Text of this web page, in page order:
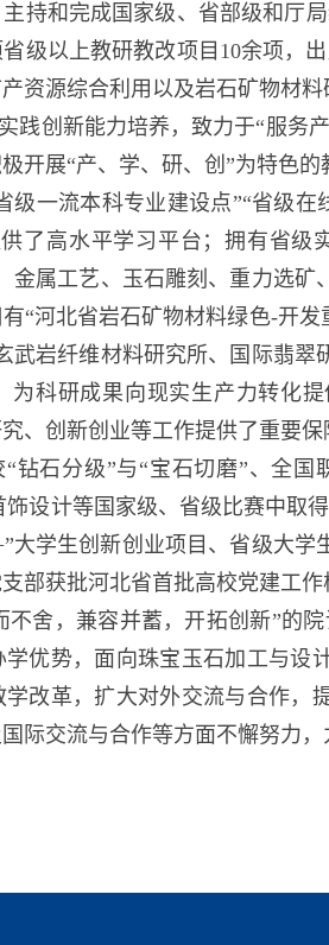
持和完成国家级、省部级和厅
级以上教研教改项目10余项，
资源综合利用以及岩石矿物材料
践创新能力培养，致力于“服务产
开展“产、学、研、创”为特色
级一流本科专业建设点”“省级
了高水平学习平台；拥有省级
金属工艺、玉石雕刻、重力选
“河北省岩石矿物材料绿色-开
武岩纤维材料研究所、国际翡
为科研成果向现实生产力转化
、创新创业等工作提供了重要保
钻石分级”与“宝石切磨”、全国
饰设计等国家级、省级比赛中取
大学生创新创业项目、省级大
部获批河北省首批高校党建工
不舍，兼容并蓄，开拓创新”的
优势，面向珠宝玉石加工与设
改革，扩大对外交流与合作，
际交流与合作等方面不懈努力，